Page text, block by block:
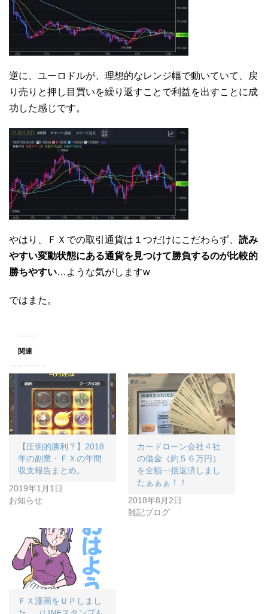
逆に、ユーロドルが、理想的なレンジ幅で動いていて、戻
り売りと押し目買いを繰り返すことで利益を出すことに成
功した感じです。
やはり、ＦＸでの取引通貨は１つだけにこだわらず、 読み
やすい変動状態にある通貨を見つけて勝負するのが比較的
勝ちやすい…ような気がしますw
ではまた。
関連
【圧倒的勝利？】2018
年の副業・ＦＸの年間
収支報告まとめ。
2019年1月1日
お知らせ
カードローン会社４社
の借金（約５６万円）
を全額一括返済しまし
たぁぁぁ！！
2018年8月2日
雑記ブログ
ＦＸ漫画をＵＰしまし